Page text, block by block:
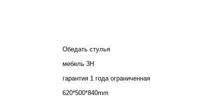
Обедать стулья
мебель 3H
гарантия 1 года ограниченная
620*500*840mm